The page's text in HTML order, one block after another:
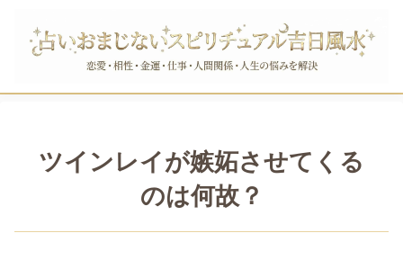
ツインレイが嫉妬させてくる
のは何故？